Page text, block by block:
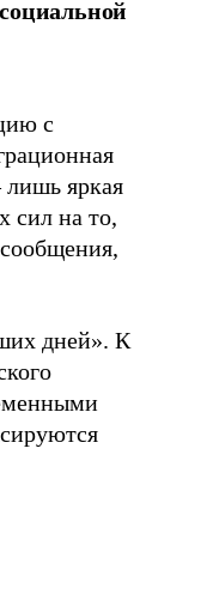
с
лишь яркая
сил на то,
дней». К